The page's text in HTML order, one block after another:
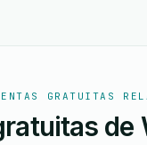
GRATUITAS
de